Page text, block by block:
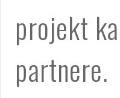
projekt
partnere.